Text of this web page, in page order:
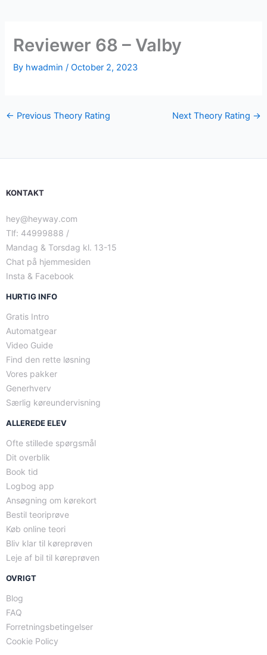
Reviewer 68 – Valby
By hwadmin/October 2, 2023
← Previous Theory Rating Next Theory Rating →
KONTAKT
hey@heyway.com
Tlf: 44999888 /
Mandag & Torsdag kl. 13-15
Chat på hjemmesiden
Insta & Facebook
HURTIG INFO
Gratis Intro
Automatgear
Video Guide
Find den rette løsning
Vores pakker
Generhverv
Særlig køreundervisning
ALLEREDE ELEV
Ofte stillede spørgsmål
Dit overblik
Book tid
Logbog app
Ansøgning om kørekort
Bestil teoriprøve
Køb online teori
Bliv klar til køreprøven
Leje af bil til køreprøven
OVRIGT
Blog
FAQ
Forretningsbetingelser
Cookie Policy